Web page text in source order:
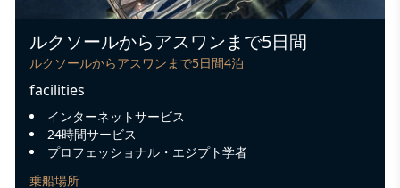
ルクソールからアスワンまで5日間
ルクソールからアスワンまで5日間4泊
facilities
インターネットサービス
24時間サービス
プロフェッショナル・エジプト学者
乗船場所